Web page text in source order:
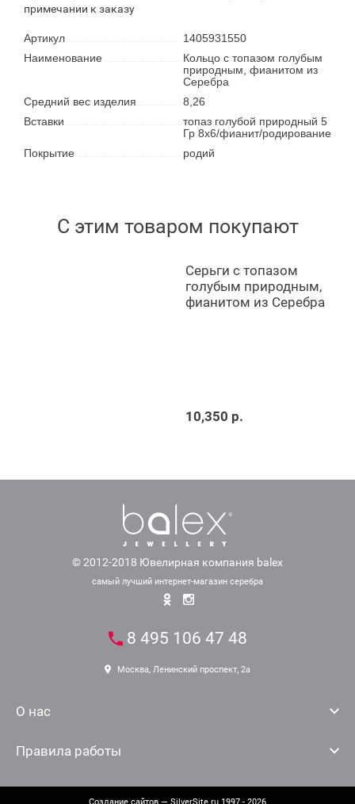
примечании к заказу
Артикул
1405931550
Наименование
Кольцо с топазом голубым
природным, фианитом из
Серебра
Средний вес изделия
8,26
Вставки
топаз голубой природный 5
Гр 8х6/фианит/родирование
Покрытие
родий
С этим товаром покупают
Серьги с топазом
голубым природным,
фианитом из Серебра
10,350 р.
© 2012-2018 Ювелирная компания balex
самый лучший интернет-магазин серебра
О нас
Правила работы
8 495 106 47 48
Москва, Ленинский проспект, 2а